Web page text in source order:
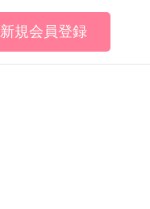
新規会員登録